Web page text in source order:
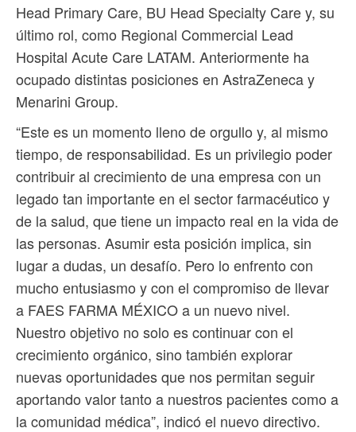
Head Primary Care, BU Head Specialty Care y, su
último rol, como Regional Commercial Lead
Hospital Acute Care LATAM. Anteriormente ha
ocupado distintas posiciones en AstraZeneca y
Menarini Group.
“Este es un momento lleno de orgullo y, al mismo
tiempo, de responsabilidad. Es un privilegio poder
contribuir al crecimiento de una empresa con un
legado tan importante en el sector farmacéutico y
de la salud, que tiene un impacto real en la vida de
las personas. Asumir esta posición implica, sin
lugar a dudas, un desafío. Pero lo enfrento con
mucho entusiasmo y con el compromiso de llevar
a FAES FARMA MÉXICO a un nuevo nivel.
Nuestro objetivo no solo es continuar con el
crecimiento orgánico, sino también explorar
nuevas oportunidades que nos permitan seguir
aportando valor tanto a nuestros pacientes como a
la comunidad médica”, indicó el nuevo directivo.